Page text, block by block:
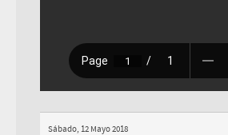
Sábado, 12 Mayo 2018